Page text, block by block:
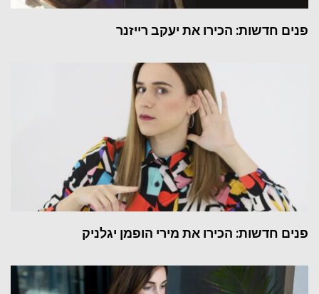
פנים חדשות: הכירו את יעקב רייזנר
פנים חדשות: הכירו את מירי הופמן יגלניק